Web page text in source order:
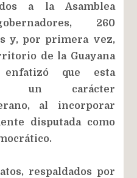
a la Asamblea
260
y, por primera vez,
de la Guayana
enfatizó que esta
un carácter
al incorporar
disputada como
respaldados por